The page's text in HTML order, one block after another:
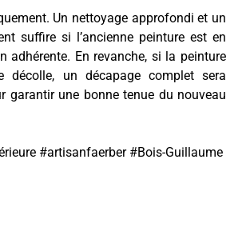
Un nettoyage approfondi et un
suffire si l’ancienne peinture est en
adhérente. En revanche, si la peinture
décolle, un décapage complet sera
garantir une bonne tenue du nouveau
#artisanfaerber #Bois-Guillaume